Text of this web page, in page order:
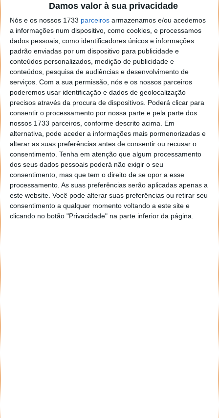
Damos valor à sua privacidade
Nós e os nossos 1733 parceiros armazenamos e/ou acedemos
a informações num dispositivo, como cookies, e processamos
dados pessoais, como identificadores únicos e informações
padrão enviadas por um dispositivo para publicidade e
conteúdos personalizados, medição de publicidade e
conteúdos, pesquisa de audiências e desenvolvimento de
serviços. Com a sua permissão, nós e os nossos parceiros
poderemos usar identificação e dados de geolocalização
precisos através da procura de dispositivos. Poderá clicar para
consentir o processamento por nossa parte e pela parte dos
nossos 1733 parceiros, conforme descrito acima. Em
alternativa, pode aceder a informações mais pormenorizadas e
alterar as suas preferências antes de consentir ou recusar o
consentimento. Tenha em atenção que algum processamento
dos seus dados pessoais poderá não exigir o seu
consentimento, mas que tem o direito de se opor a esse
processamento. As suas preferências serão aplicadas apenas a
este website. Você pode alterar suas preferências ou retirar seu
consentimento a qualquer momento voltando a este site e
clicando no botão "Privacidade" na parte inferior da página.
Já deve faltar pouco para conhecermos o novo topo
de gama da Meizu, uma marca que embora seja
menos relevante que outras como a Xiaomi,
consegue também apresentar uma boa relação
qualidade/preço.
Este artigo tem mais de um ano
Acompanhe o Pplware no Google Notícias
Proponha uma correção, faça uma sugestão
Autor:Daniel Jesus